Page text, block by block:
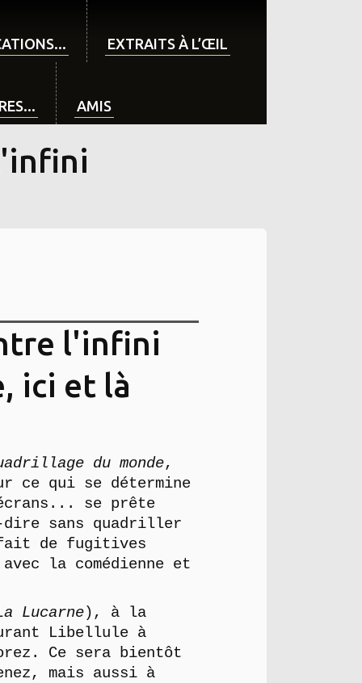
EXTRAITS À L’ŒIL
AMIS
l'infini
ici et là
du monde,
ce qui se détermine
se prête
sans quadriller
de fugitives
la comédienne et
Lucarne), à la
Libellule à
Ce sera bientôt
mais aussi à